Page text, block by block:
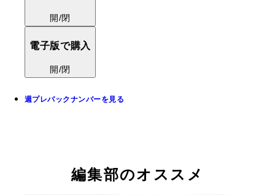
開/閉
電子版で購入
開/閉
週プレバックナンバーを見る
編集部のオススメ